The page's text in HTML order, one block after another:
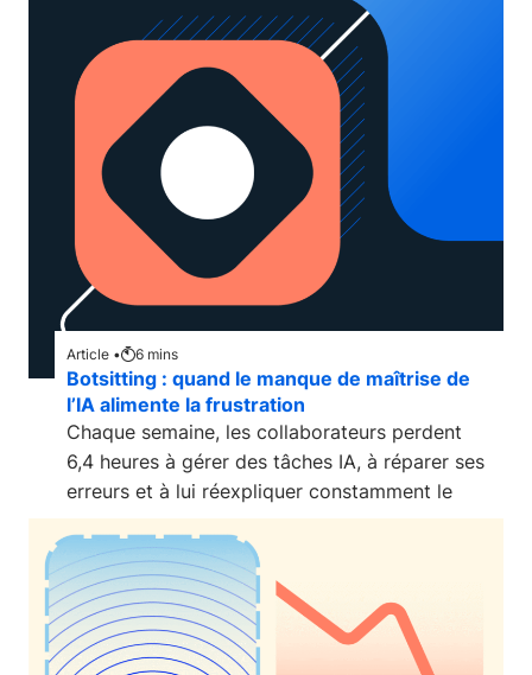
Article • 6 mins
Botsitting : quand le manque de maîtrise de
l’IA alimente la frustration
Chaque semaine, les collaborateurs perdent
6,4 heures à gérer des tâches IA, à réparer ses
erreurs et à lui réexpliquer constamment le